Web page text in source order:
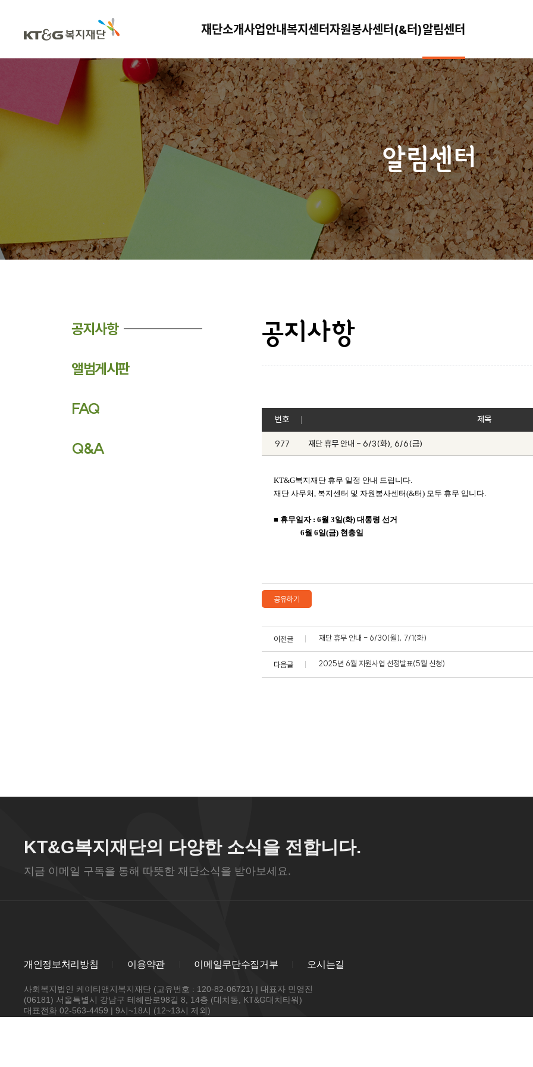
재단소개사업안내복지센터자원봉사센터(&터)알림센터
알림센터
공지사항
앨범게시판
FAQ
Q&A
공지사항
번호 제목
977 재단 휴무 안내 - 6/3(화), 6/6(금)
KT&G복지재단 휴무 일정 안내 드립니다.
재단 사무처, 복지센터 및 자원봉사센터(&터) 모두 휴무 입니다.
■ 휴무일자 : 6월 3일(화) 대통령 선거
6월 6일(금) 현충일
공유하기
이전글 재단 휴무 안내 - 6/30(월), 7/1(화)
다음글 2025년 6월 지원사업 선정발표(5월 신청)
KT&G복지재단의 다양한 소식을 전합니다.
지금 이메일 구독을 통해 따뜻한 재단소식을 받아보세요.
개인정보처리방침 이용약관 이메일무단수집거부 오시는길
사회복지법인 케이티앤지복지재단 (고유번호 : 120-82-06721) | 대표자 민영진
(06181) 서울특별시 강남구 테헤란로98길 8, 14층 (대치동, KT&G대치타워)
대표전화 02-563-4459 | 9시~18시 (12~13시 제외)